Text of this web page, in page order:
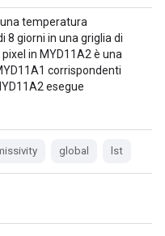
una temperatura
8 giorni in una griglia di
in MYD11A2 è una
corrispondenti
esegue
global lst